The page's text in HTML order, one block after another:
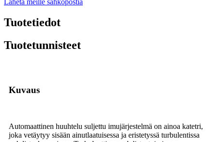
Tuotetiedot
Tuotetunnisteet
Kuvaus
Automaattinen huuhtelu suljettu imujärjestelmä on ainoa katetri,
joka vetäytyy sisään ainutlaatuisessa ja eristetyssä turbulentissa